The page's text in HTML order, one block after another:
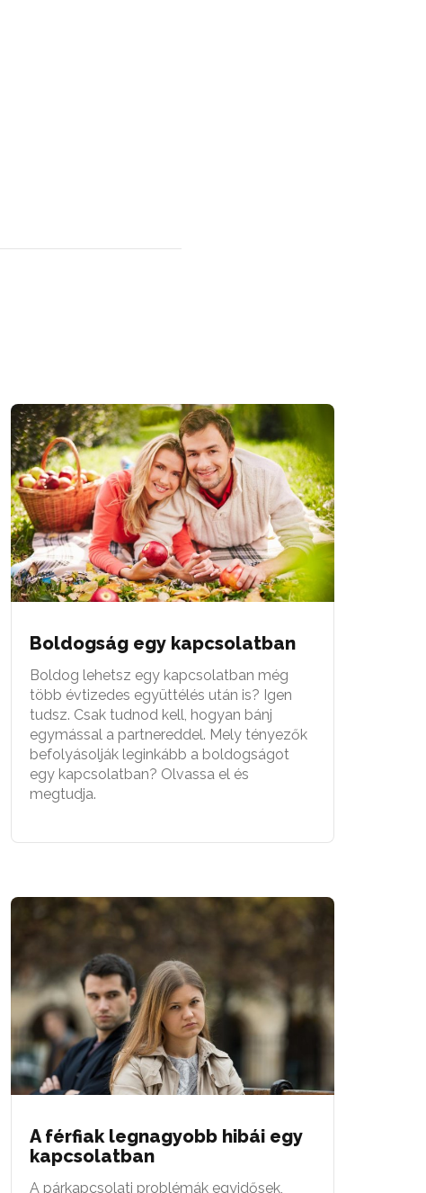
Boldogság egy kapcsolatban
Boldog lehetsz egy kapcsolatban még
több évtizedes együttélés után is? Igen
tudsz. Csak tudnod kell, hogyan bánj
egymással a partnereddel. Mely tényezők
befolyásolják leginkább a boldogságot
egy kapcsolatban? Olvassa el és
megtudja.
A férfiak legnagyobb hibái egy
kapcsolatban
A párkapcsolati problémák egyidősek,